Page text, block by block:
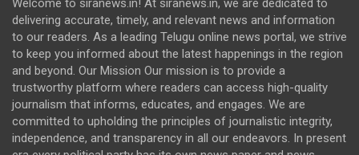
Welcome to siranews.in! At siranews.in, we are dedicated to
delivering accurate, timely, and relevant news and information
to our readers. As a leading Telugu online news portal, we strive
to keep you informed about the latest happenings in the region
and beyond. Our Mission Our mission is to provide a
trustworthy platform where readers can access high-quality
journalism that informs, educates, and engages. We are
committed to upholding the principles of journalistic integrity,
independence, and transparency in all our endeavors. In present